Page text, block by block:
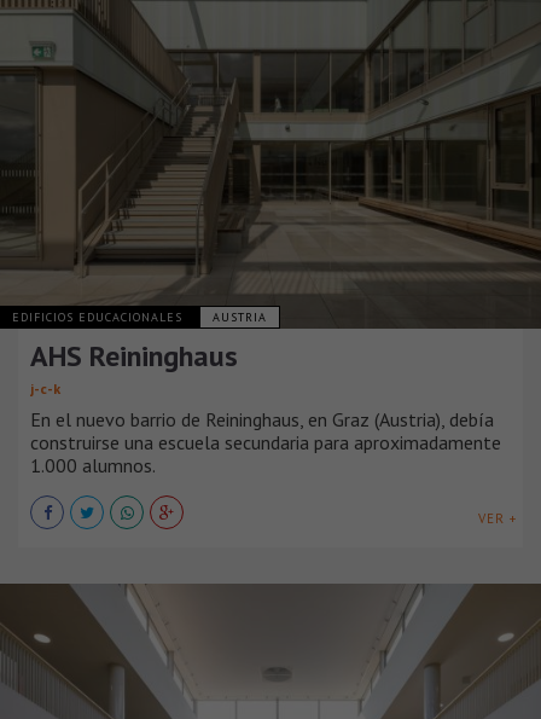
EDIFICIOS EDUCACIONALES AUSTRIA
AHS Reininghaus
j-c-k
En el nuevo barrio de Reininghaus, en Graz (Austria), debía
construirse una escuela secundaria para aproximadamente
1.000 alumnos.
VER +